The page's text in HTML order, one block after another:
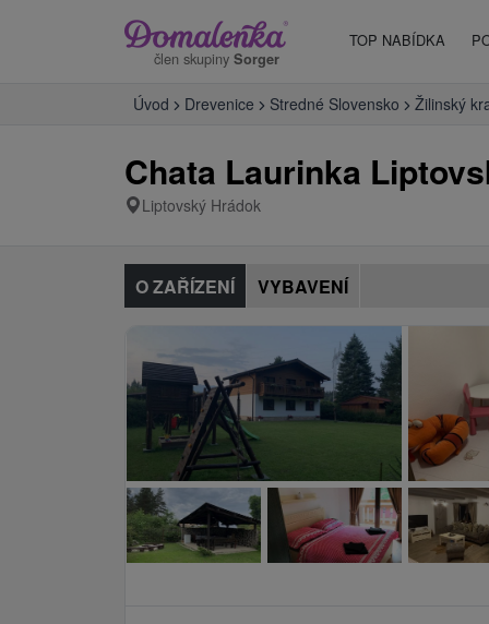
člen skupiny Sorger
TOP NABÍDKA
Úvod Drevenice Stredné Slovensko Žilinský
Chata Laurinka
Liptovský Hrádok
O ZAŘÍZENÍ VYBAVENÍ